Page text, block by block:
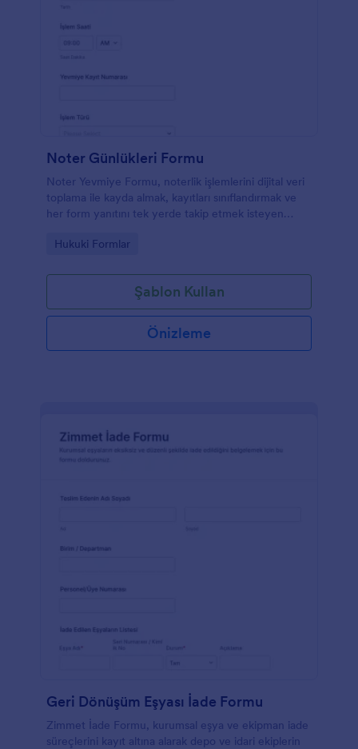
Noter Günlükleri Formu
Noter Yevmiye Formu, noterlik işlemlerini dijital veri
toplama ile kayda almak, kayıtları sınıflandırmak ve
her form yanıtını tek yerde takip etmek isteyen
Go to Category:
Hukuki Formlar
Şablon Kullan
Önizleme
Geri Dönüşüm Eşyası İade Formu
Zimmet İade Formu, kurumsal eşya ve ekipman iade
süreçlerini kayıt altına alarak depo ve idari ekiplerin